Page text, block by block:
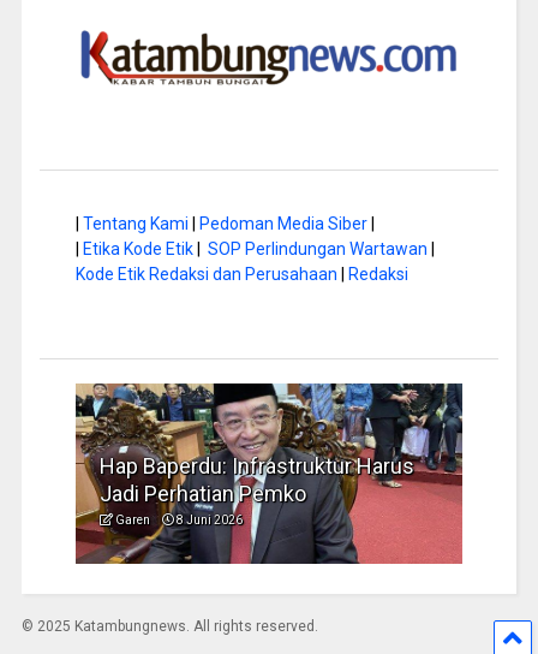
Tentang Kami Pedoman Media Siber|
Etika Kode Etik| SOP Perlindungan Wartawan
Kode Etik Redaksi dan Perusahaan
Redaksi
Hap Baperdu: Infrastruktur Harus
Jadi Perhatian Pemko
Garen 8 Juni 2026
© 2025 Katambungnews. All rights reserved.